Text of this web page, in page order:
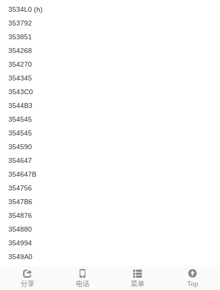
3534L0 (h)
353792
353851
354268
354270
354345
3543C0
3544B3
354545
354545
354590
354647
354647B
354756
3547B6
354876
354880
354994
3549A0
3549A0(&)
3549A0N
分享 电话 菜单 Top